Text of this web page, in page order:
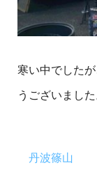
寒い中でした
うございました
丹波篠山